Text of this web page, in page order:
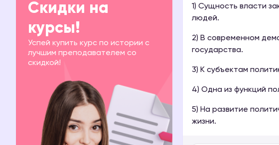
1) Сущность власти
людей.
2) В современном
государства.
3) К субъектам
4) Одна из функций
5) На развитие
жизни.
Скидки на
курсы!
Успей купить курс по истории с
лучшим преподавателем со
скидкой!